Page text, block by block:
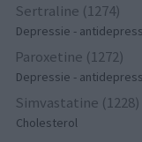
Sertraline (1274)
Depressie -
Paroxetine (1272)
Depressie -
Simvastatine (1228)
Cholesterol